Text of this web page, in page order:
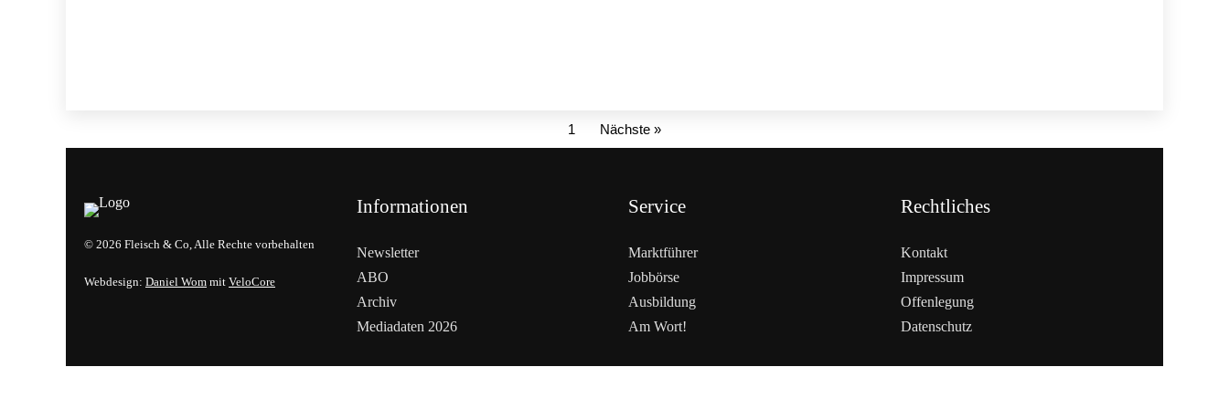
1 Nächste »
© 2026 Fleisch & Co, Alle Rechte vorbehalten
Webdesign: Daniel Wom mit VeloCore
Informationen
Newsletter
ABO
Archiv
Mediadaten 2026
Service
Marktführer
Jobbörse
Ausbildung
Am Wort!
Rechtliches
Kontakt
Impressum
Offenlegung
Datenschutz